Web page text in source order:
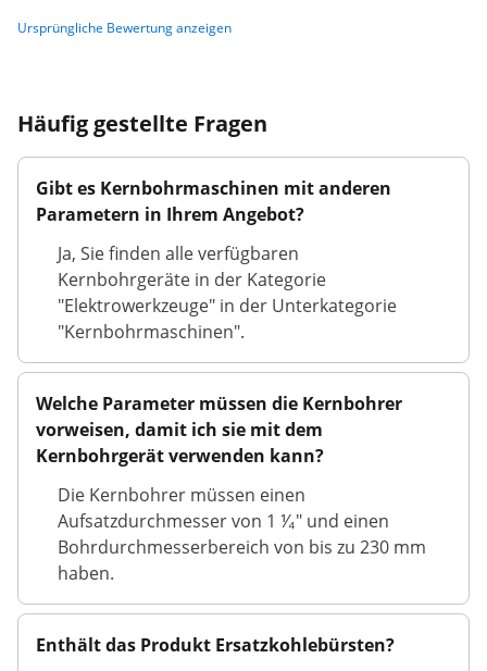
Ursprüngliche Bewertung anzeigen
Häufig gestellte Fragen
Gibt es Kernbohrmaschinen mit anderen
Parametern in Ihrem Angebot?
Ja, Sie finden alle verfügbaren
Kernbohrgeräte in der Kategorie
"Elektrowerkzeuge" in der Unterkategorie
"Kernbohrmaschinen".
Welche Parameter müssen die Kernbohrer
vorweisen, damit ich sie mit dem
Kernbohrgerät verwenden kann?
Die Kernbohrer müssen einen
Aufsatzdurchmesser von 1 ⅟₄" und einen
Bohrdurchmesserbereich von bis zu 230 mm
haben.
Enthält das Produkt Ersatzkohlebürsten?